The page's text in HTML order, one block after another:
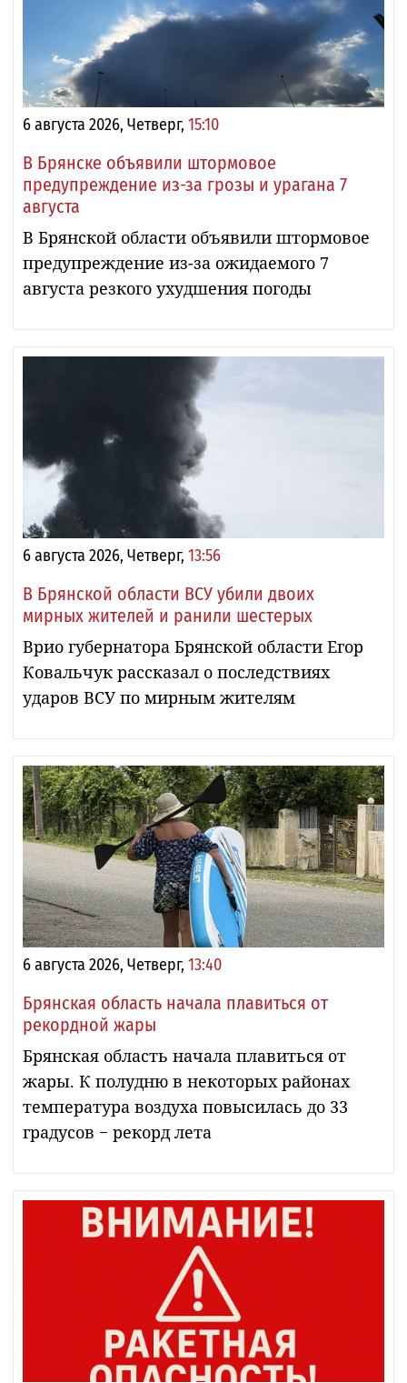
6 августа 2026, Четверг, 15:10
В Брянске объявили штормовое
предупреждение из-за грозы и урагана 7
августа
В Брянской области объявили штормовое
предупреждение из-за ожидаемого 7
августа резкого ухудшения погоды
6 августа 2026, Четверг, 13:56
В Брянской области ВСУ убили двоих
мирных жителей и ранили шестерых
Врио губернатора Брянской области Егор
Ковальчук рассказал о последствиях
ударов ВСУ по мирным жителям
6 августа 2026, Четверг, 13:40
Брянская область начала плавиться от
рекордной жары
Брянская область начала плавиться от
жары. К полудню в некоторых районах
температура воздуха повысилась до 33
градусов − рекорд лета